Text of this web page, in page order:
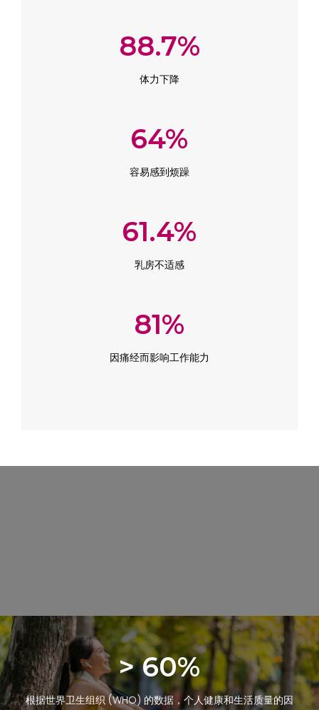
88.7%
体力下降
64%
容易感到烦躁
61.4%
乳房不适感
81%
因痛经而影响工作能力
> 60%
根据世界卫生组织 (WHO) 的数据，个人健康和生活质量的因